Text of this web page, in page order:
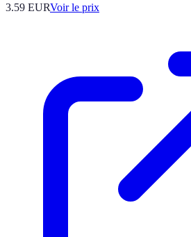
3.59 EURVoir le prix